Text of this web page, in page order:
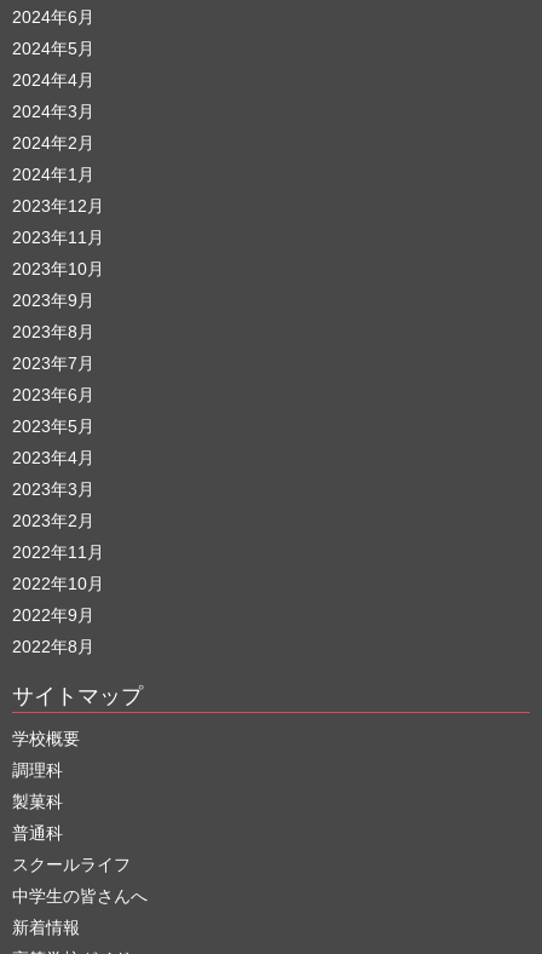
2024年6月
2024年5月
2024年4月
2024年3月
2024年2月
2024年1月
2023年12月
2023年11月
2023年10月
2023年9月
2023年8月
2023年7月
2023年6月
2023年5月
2023年4月
2023年3月
2023年2月
2022年11月
2022年10月
2022年9月
2022年8月
サイトマップ
学校概要
調理科
製菓科
普通科
スクールライフ
中学生の皆さんへ
新着情報